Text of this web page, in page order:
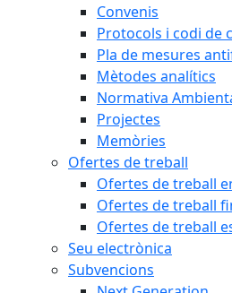
Convenis
Protocols i codi de
Pla de mesures
Mètodes analítics
Normativa
Projectes
Memòries
Ofertes de treball
Ofertes de treball
Ofertes de treball
Ofertes de treball
Seu electrònica
Subvencions